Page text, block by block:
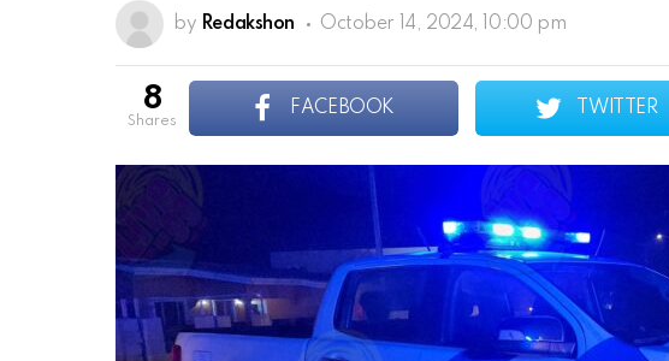
by Redakshon October 14, 2024, 10:00 pm
8
shares
FACEBOOK TWITTER